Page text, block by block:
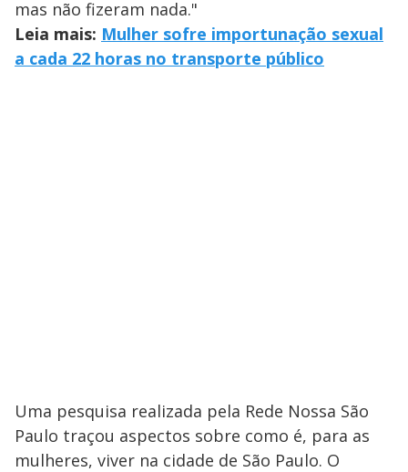
mas não fizeram nada."
Leia mais: Mulher sofre importunação sexual
a cada 22 horas no transporte público
Uma pesquisa realizada pela Rede Nossa São
Paulo traçou aspectos sobre como é, para as
mulheres, viver na cidade de São Paulo. O